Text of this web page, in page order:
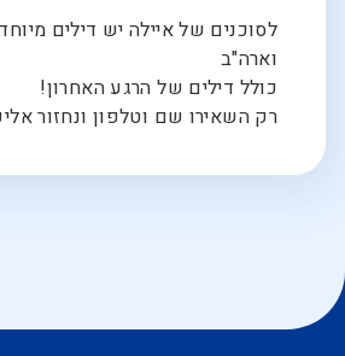
לסוכנים של איילה יש דילים
וארה"ב
כולל דילים של הרגע האחרון!
רק השאירו שם וטלפון ונחזור